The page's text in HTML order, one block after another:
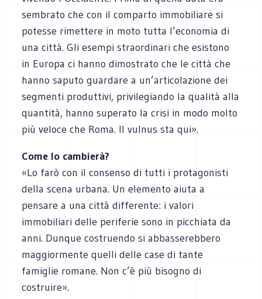
sembrato che con il comparto immobiliare si
potesse rimettere in moto tutta l’economia di
una città. Gli esempi straordinari che esistono
in Europa ci hanno dimostrato che le città che
hanno saputo guardare a un’articolazione dei
segmenti produttivi, privilegiando la qualità alla
quantità, hanno superato la crisi in modo molto
più veloce che Roma. Il vulnus sta qui».
Come lo cambierà?
«Lo farò con il consenso di tutti i protagonisti
della scena urbana. Un elemento aiuta a
pensare a una città differente: i valori
immobiliari delle periferie sono in picchiata da
anni. Dunque costruendo si abbasserebbero
maggiormente quelli delle case di tante
famiglie romane. Non c’è più bisogno di
costruire».